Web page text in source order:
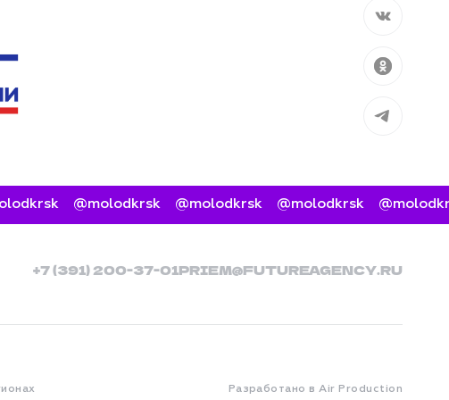
Telegram
@molodkrsk @molodkrsk @molodkrsk @molodkrsk
+7 (391) 200-37-01PRIEM@FUTUREAGENCY.RU
Разработано в Air Production